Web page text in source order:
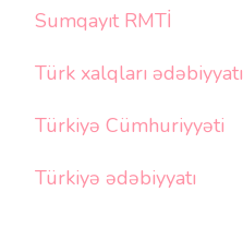
Sumqayıt RMTİ
Türk xalqları ədəbiyyatı
Türkiyə Cümhuriyyəti
Türkiyə ədəbiyyatı